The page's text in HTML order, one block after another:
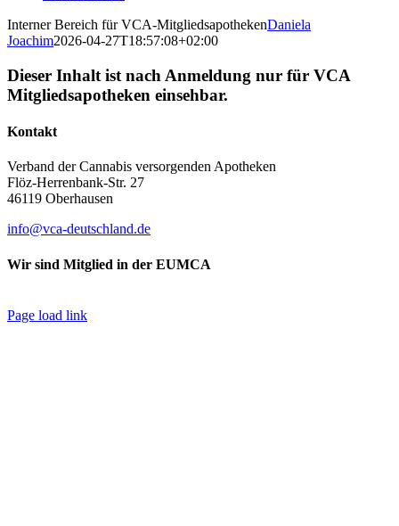
Interner Bereich für VCA-MitgliedsapothekenDaniela
Joachim2026-04-27T18:57:08+02:00
Dieser Inhalt ist nach Anmeldung nur für VCA
Mitgliedsapotheken einsehbar.
Kontakt
Verband der Cannabis versorgenden Apotheken
Flöz-Herrenbank-Str. 27
46119 Oberhausen
info@vca-deutschland.de
Wir sind Mitglied in der EUMCA
Page load link